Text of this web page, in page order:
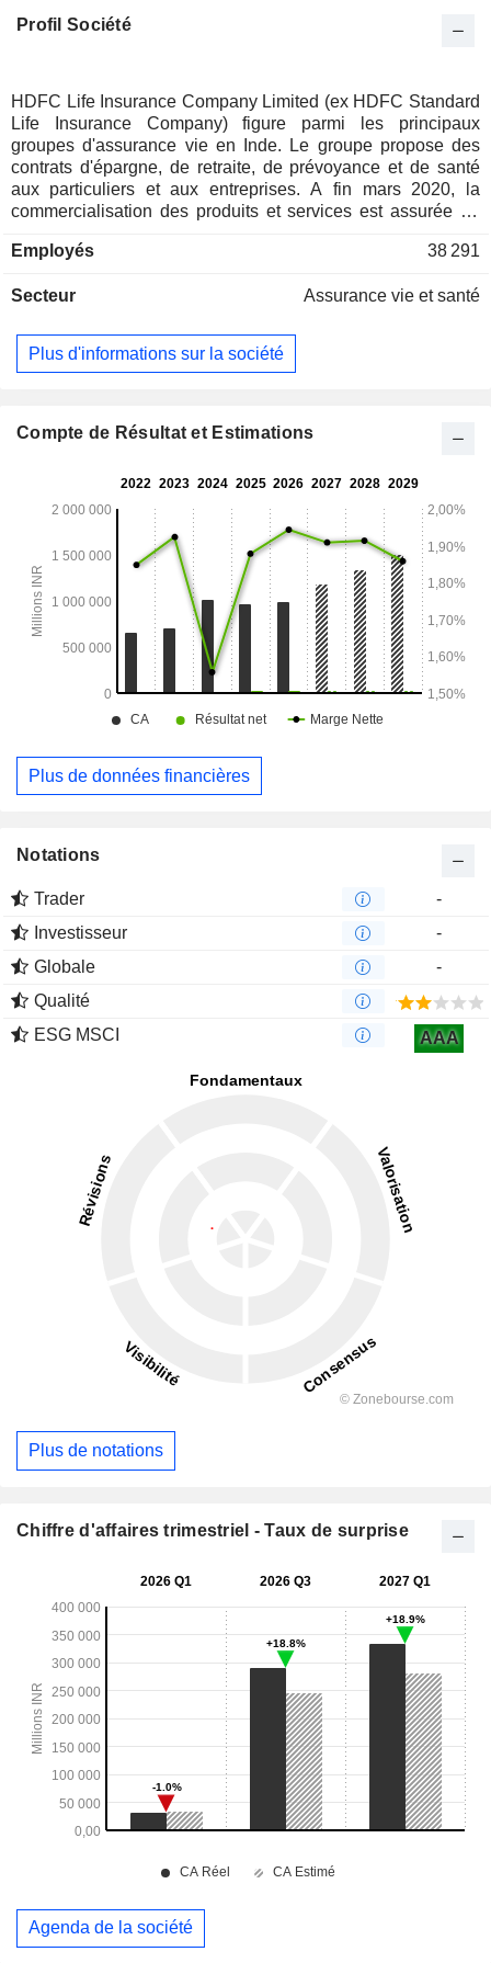
Profil Société
HDFC Life Insurance Company Limited (ex HDFC Standard
Life Insurance Company) figure parmi les principaux
groupes d'assurance vie en Inde. Le groupe propose des
contrats d'épargne, de retraite, de prévoyance et de santé
aux particuliers et aux entreprises. A fin mars 2020, la
commercialisation des produits et services est assurée au
via des agences de plus 270 banques et partenaires.
Employés 38 291
Secteur Assurance vie et santé
Plus d'informations sur la société
Compte de Résultat et Estimations
Plus de données financières
Notations
Trader
-
Investisseur
-
Globale
-
Qualité
ESG MSCI
AAA
Plus de notations
Chiffre d'affaires trimestriel - Taux de surprise
Agenda de la société